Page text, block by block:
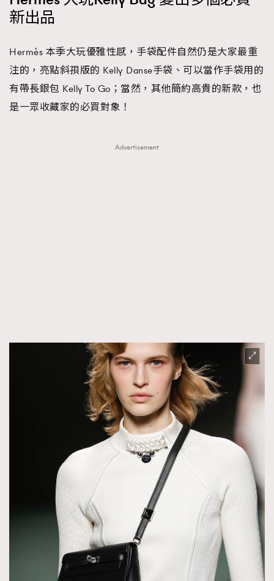
AFrenchMind
EmpowerF
FashionWeek FigaroAesthetic
新出品
Hermès 本季大玩優雅性感，手袋配件自然仍是大家最重
注的，亮點斜孭版的 Kelly Danse手袋、可以當作手袋用的
有帶長銀包 Kelly To Go；當然，其他簡約高貴的新款，也
是一眾收藏家的必買對象！
Advertisement